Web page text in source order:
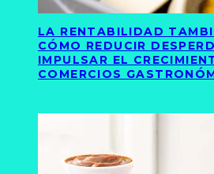
LA RENTABILIDAD
CÓMO REDUCIR
IMPULSAR EL
COMERCIOS